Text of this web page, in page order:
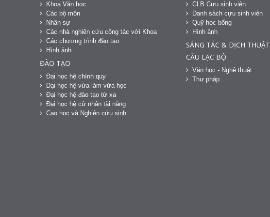
Khoa Văn học
Các bộ môn
Nhân sự
Các nhà nghiên cứu cộng tác với Khoa
Các chương trình đào tạo
Hình ảnh
ĐÀO TẠO
Đại học hệ chính quy
Đại học hệ vừa làm vừa học
Đại học hệ đào tạo từ xa
Đại học hệ cử nhân tài năng
Cao học và Nghiên cứu sinh
CLB Cựu sinh viên
Danh sách cựu sinh viên
Quỹ học bổng
Hình ảnh
SÁNG TÁC & DỊCH THUẬT
CÂU LẠC BỘ
Văn học - Nghệ thuật
Thư pháp